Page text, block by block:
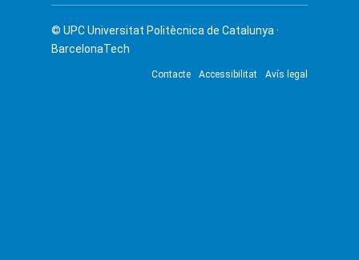
© UPCUniversitat Politècnica de Catalunya ·
BarcelonaTech
Contacte Accessibilitat Avís legal